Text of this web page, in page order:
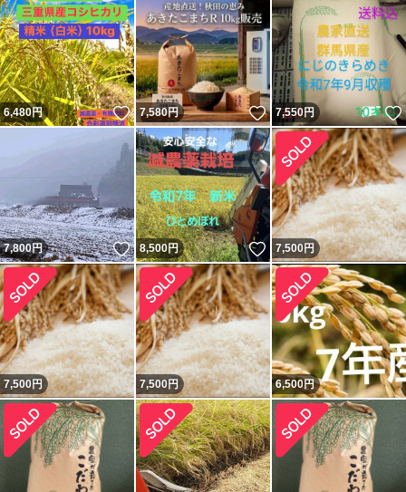
6,480円 いいね！
7,580円 いいね！
7,550円
7,800円 いいね！
8,500円 いいね！
7,500円
7,500円 7,500円 6,500円